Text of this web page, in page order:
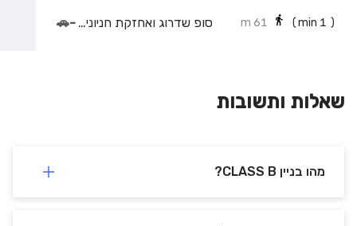
(
1
61 m סופ שדרוג ואחזקת חניונים בע"מ -
🚗
שאלות ותשובות
מהו בניין CLASS B?